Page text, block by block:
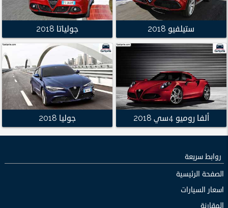
ستيلفيو 2018 جولياتا 2018
ألفا روميو 4سي 2018 جوليا 2018
روابط سريعة
الصفحة الرئيسية
اسعار السيارات
المقارنة